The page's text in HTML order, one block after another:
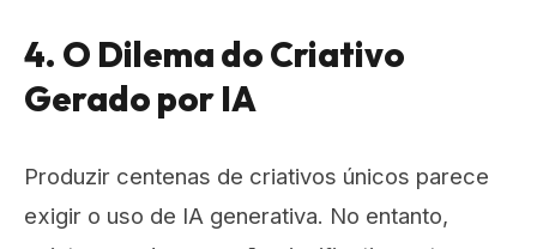
4. O Dilema do Criativo
Gerado por IA
Produzir centenas de criativos únicos parece
exigir o uso de IA generativa. No entanto,